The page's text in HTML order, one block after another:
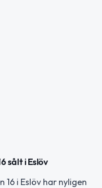
sålt i Eslöv
16 i Eslöv har nyligen